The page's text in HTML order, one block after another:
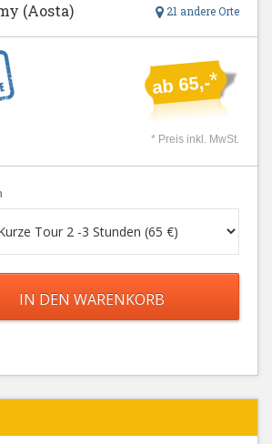
21 andere Orte
(Aosta)
ab 65,-*
* Preis inkl. MwSt.